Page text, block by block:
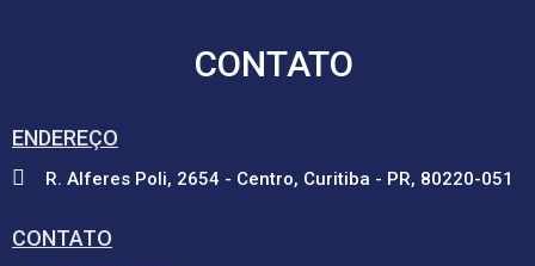
CONTATO
ENDEREÇO
R. Alferes Poli, 2654 - Centro, Curitiba - PR, 80220-051
CONTATO